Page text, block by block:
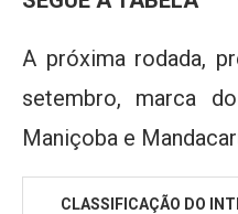
A próxima rodada,
setembro, marca
Maniçoba e
CLASSIFICAÇÃO DO